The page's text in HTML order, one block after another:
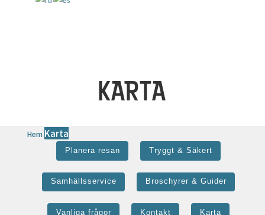
KARTA
Hem Karta
Planera resan Tryggt & Säkert
Samhällsservice Broschyrer & Guider
Vanliga frågor Kontakt Karta